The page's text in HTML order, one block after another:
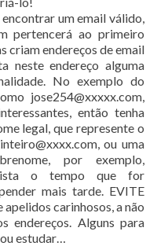
um email válido,
pertencerá ao primeiro
criam endereços de email
neste endereço alguma
No exemplo do
jose254@xxxxx.com,
então tenha
legal, que represente o
ou uma
por exemplo,
o tempo que for
mais tarde. EVITE
carinhosos, a não
endereços. Alguns para
estudar…